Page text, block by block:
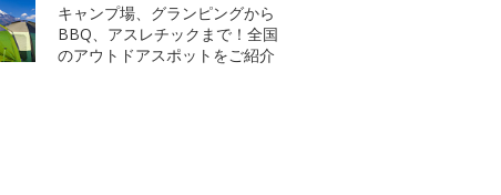
キャンプ場、グランピングから
BBQ、アスレチックまで！全国
のアウトドアスポットをご紹介